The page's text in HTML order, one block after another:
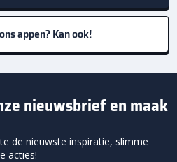
appen? Kan ook!
nieuwsbrief en maak
de nieuwste inspiratie, slimme
acties!